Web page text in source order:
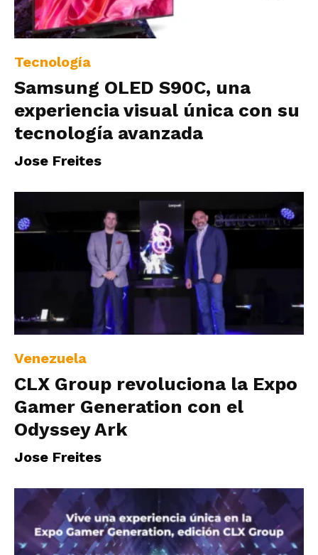
Tecnología
Samsung OLED S90C, una
experiencia visual única con su
tecnología avanzada
Jose Freites
Venezuela
CLX Group revoluciona la Expo
Gamer Generation con el
Odyssey Ark
Jose Freites